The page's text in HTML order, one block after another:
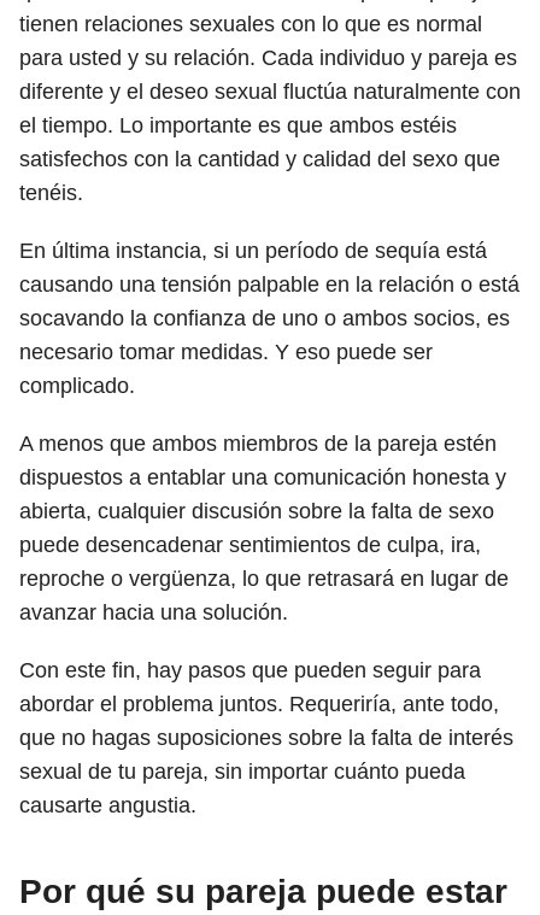
tienen relaciones sexuales con lo que es normal
para usted y su relación. Cada individuo y pareja es
diferente y el deseo sexual fluctúa naturalmente con
el tiempo. Lo importante es que ambos estéis
satisfechos con la cantidad y calidad del sexo que
tenéis.
En última instancia, si un período de sequía está
causando una tensión palpable en la relación o está
socavando la confianza de uno o ambos socios, es
necesario tomar medidas. Y eso puede ser
complicado.
A menos que ambos miembros de la pareja estén
dispuestos a entablar una comunicación honesta y
abierta, cualquier discusión sobre la falta de sexo
puede desencadenar sentimientos de culpa, ira,
reproche o vergüenza, lo que retrasará en lugar de
avanzar hacia una solución.
Con este fin, hay pasos que pueden seguir para
abordar el problema juntos. Requeriría, ante todo,
que no hagas suposiciones sobre la falta de interés
sexual de tu pareja, sin importar cuánto pueda
causarte angustia.
Por qué su pareja puede estar